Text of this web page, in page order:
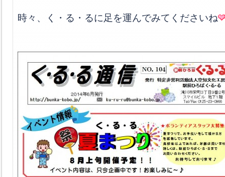
時々、く・る・るに足を運んでみてくださいね